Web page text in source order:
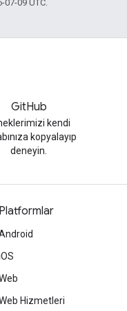
07-09 UTC.
GitHub
kendi
kopyalayıp
deneyin.
Platformlar
Hizmetleri